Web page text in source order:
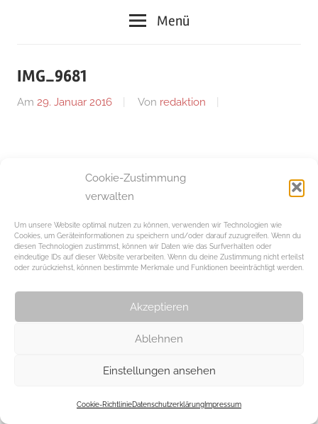
Cookie-Zustimmung
verwalten
Um unsere Website optimal nutzen zu können, verwenden wir Technologien wie
Cookies, um Geräteinformationen zu speichern und/oder darauf zuzugreifen. Wenn du
diesen Technologien zustimmst, können wir Daten wie das Surfverhalten oder
eindeutige IDs auf dieser Website verarbeiten. Wenn du deine Zustimmung nicht erteilst
oder zurückziehst, können bestimmte Merkmale und Funktionen beeinträchtigt werden.
Akzeptieren
Ablehnen
Einstellungen ansehen
Cookie-RichtlinieDatenschutzerklärungImpressum
Menü
IMG_9681
Am 29. Januar 2016 Von redaktion
Beitragsnavigation
„Ein Kunststudium
Menschen“
Schreibe einen Kommentar
angemeldetsein, um einen Kommentar
abzugeben.
WordPress-Theme: Chronus von ThemeZee.